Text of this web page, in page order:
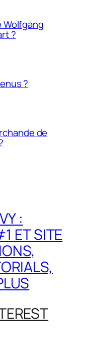
Wolfgang
?
?
de
:
ET SITE